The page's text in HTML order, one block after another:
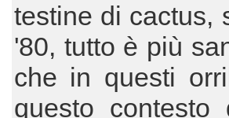
testine di cactus,
'80, tutto è più
che in questi
questo